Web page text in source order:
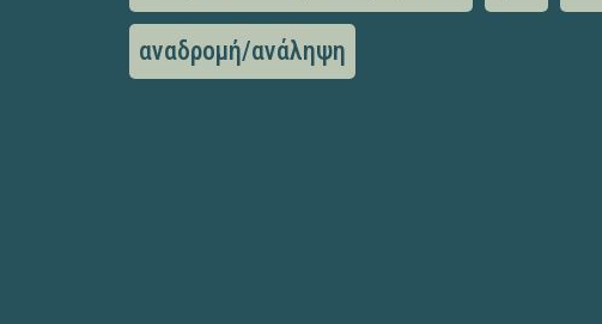
αναδρομή/ανάληψη